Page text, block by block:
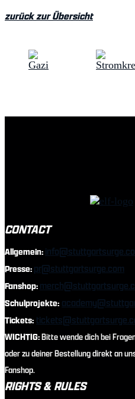
zurück zur Übersicht
CONTACT
Allgemein:
Presse:pr@stuttgartsurge.com
Fanshop:
Schulprojekte:
Tickets:
WICHTIG:Bitte wende dich bei
oder zu deiner Bestellung direkt an
Fanshop.
RIGHTS & RULES